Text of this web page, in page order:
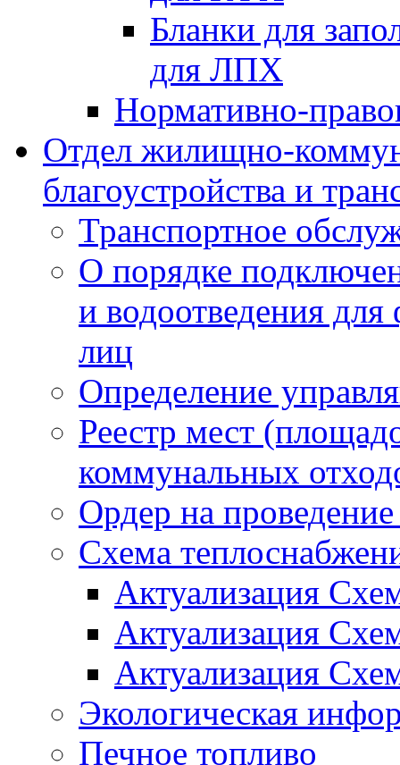
Бланки для
для ЛПХ
Нормативно-
Отдел жилищно-
благоустройства и
Транспортное
О порядке
и водоотведения
лиц
Определение
Реестр мест
коммунальных
Ордер на
Схема
Актуализация
Актуализация
Актуализация
Экологическая
Печное топливо